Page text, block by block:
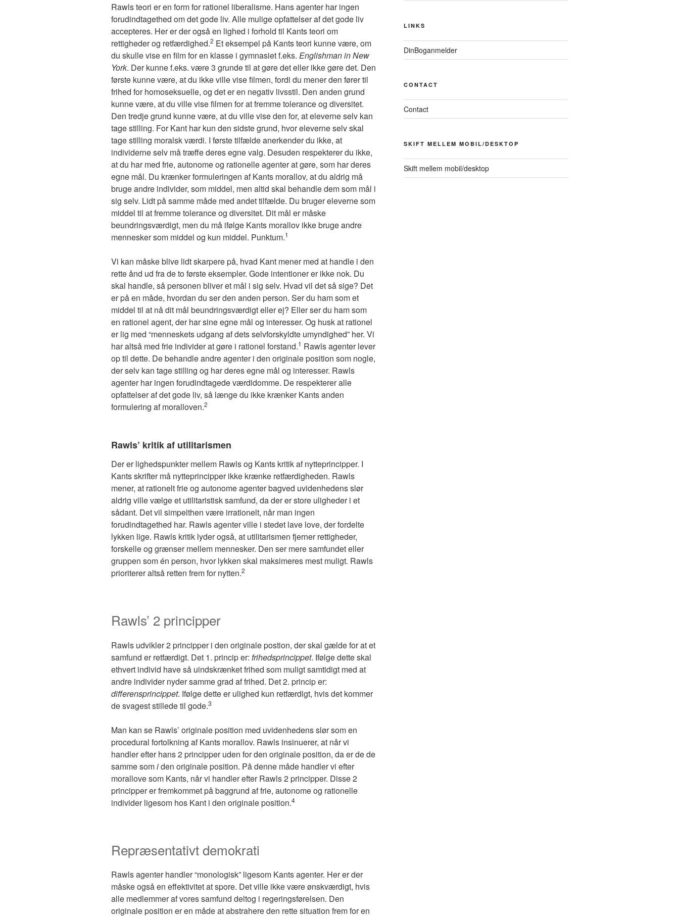
Rawls teori er en form for rationel liberalisme. Hans agenter har ingen
forudindtagethed om det gode liv. Alle mulige opfattelser af det gode liv
accepteres. Her er der også en lighed i forhold til Kants teori om
rettigheder og retfærdighed.2 Et eksempel på Kants teori kunne være, om
du skulle vise en film for en klasse i gymnasiet f.eks. Englishman in New
York. Der kunne f.eks. være 3 grunde til at gøre det eller ikke gøre det. Den
første kunne være, at du ikke ville vise filmen, fordi du mener den fører til
frihed for homoseksuelle, og det er en negativ livsstil. Den anden grund
kunne være, at du ville vise filmen for at fremme tolerance og diversitet.
Den tredje grund kunne være, at du ville vise den for, at eleverne selv kan
tage stilling. For Kant har kun den sidste grund, hvor eleverne selv skal
tage stilling moralsk værdi. I første tilfælde anerkender du ikke, at
individerne selv må træffe deres egne valg. Desuden respekterer du ikke,
at du har med frie, autonome og rationelle agenter at gøre, som har deres
egne mål. Du krænker formuleringen af Kants morallov, at du aldrig må
bruge andre individer, som middel, men altid skal behandle dem som mål i
sig selv. Lidt på samme måde med andet tilfælde. Du bruger eleverne som
middel til at fremme tolerance og diversitet. Dit mål er måske
beundringsværdigt, men du må ifølge Kants morallov ikke bruge andre
mennesker som middel og kun middel. Punktum.1
Vi kan måske blive lidt skarpere på, hvad Kant mener med at handle i den
rette ånd ud fra de to første eksempler. Gode intentioner er ikke nok. Du
skal handle, så personen bliver et mål i sig selv. Hvad vil det så sige? Det
er på en måde, hvordan du ser den anden person. Ser du ham som et
middel til at nå dit mål beundringsværdigt eller ej? Eller ser du ham som
en rationel agent, der har sine egne mål og interesser. Og husk at rationel
er lig med “menneskets udgang af dets selvforskyldte umyndighed” her. Vi
har altså med frie individer at gøre i rationel forstand.1 Rawls agenter lever
op til dette. De behandle andre agenter i den originale position som nogle,
der selv kan tage stilling og har deres egne mål og interesser. Rawls
agenter har ingen forudindtagede værdidomme. De respekterer alle
opfattelser af det gode liv, så længe du ikke krænker Kants anden
formulering af moralloven.2
Rawls’ kritik af utilitarismen
Der er lighedspunkter mellem Rawls og Kants kritik af nytteprincipper. I
Kants skrifter må nytteprincipper ikke krænke retfærdigheden. Rawls
mener, at rationelt frie og autonome agenter bagved uvidenhedens slør
aldrig ville vælge et utilitaristisk samfund, da der er store uligheder i et
sådant. Det vil simpelthen være irrationelt, når man ingen
forudindtagethed har. Rawls agenter ville i stedet lave love, der fordelte
lykken lige. Rawls kritik lyder også, at utilitarismen fjerner rettigheder,
forskelle og grænser mellem mennesker. Den ser mere samfundet eller
gruppen som én person, hvor lykken skal maksimeres mest muligt. Rawls
prioriterer altså retten frem for nytten.2
Rawls’ 2 principper
Rawls udvikler 2 principper i den originale postion, der skal gælde for at et
samfund er retfærdigt. Det 1. princip er: frihedsprincippet. Ifølge dette skal
ethvert individ have så uindskrænket frihed som muligt samtidigt med at
andre individer nyder samme grad af frihed. Det 2. princip er:
differensprincippet. Ifølge dette er ulighed kun retfærdigt, hvis det kommer
de svagest stillede til gode.3
Man kan se Rawls’ originale position med uvidenhedens slør som en
procedural fortolkning af Kants morallov. Rawls insinuerer, at når vi
handler efter hans 2 principper uden for den originale position, da er de de
samme somiden originale position. På denne måde handler vi efter
morallove som Kants, når vi handler efter Rawls 2 principper. Disse 2
principper er fremkommet på baggrund af frie, autonome og rationelle
individer ligesom hos Kant i den originale position.4
Repræsentativt demokrati
Rawls agenter handler “monologisk” ligesom Kants agenter. Her er der
måske også en effektivitet at spore. Det ville ikke være ønskværdigt, hvis
alle medlemmer af vores samfund deltog i regeringsførelsen. Den
originale position er en måde at abstrahere den rette situation frem for en
LINKS
DinBoganmelder
CONTACT
Contact
SKIFT MELLEM MOBIL/DESKTOP
Skift mellem mobil/desktop